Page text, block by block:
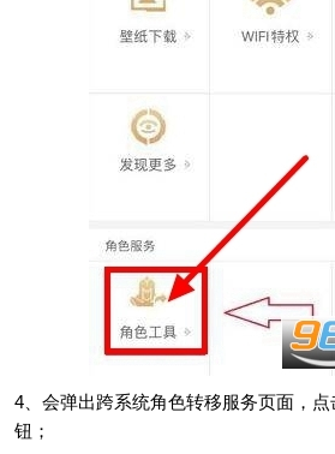
4、会弹出跨系统角色转移服务页面，点
钮；